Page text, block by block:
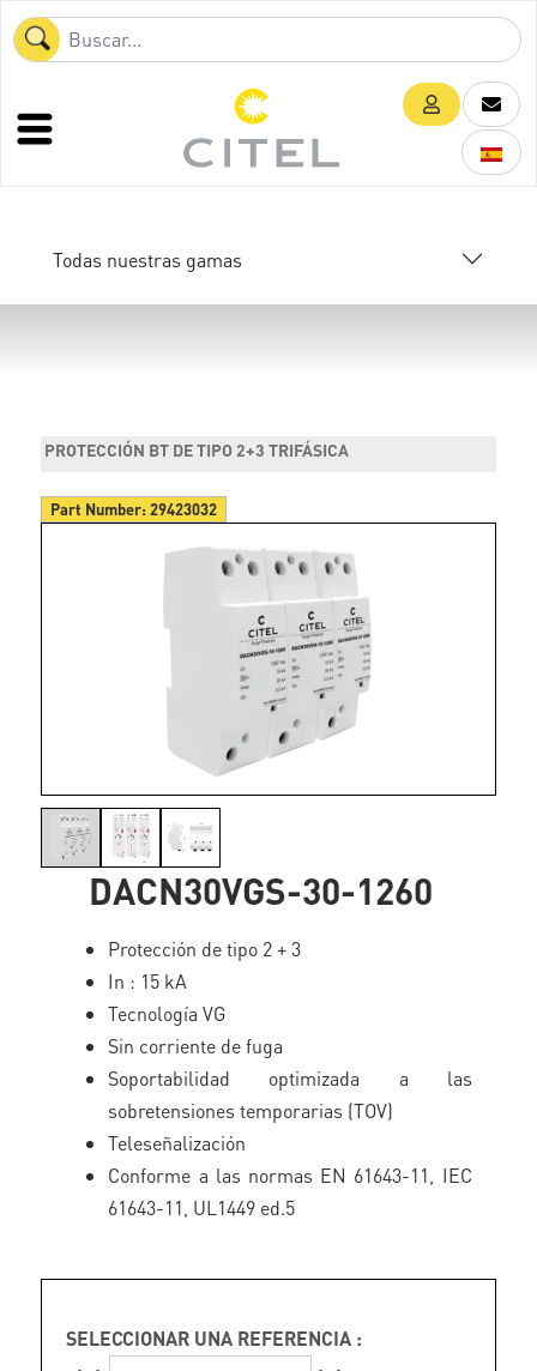
Todas nuestras gamas
PROTECCIÓN BT DE TIPO 2+3 TRIFÁSICA
Part Number:29423032
DACN30VGS-30-1260
Protección de tipo 2 + 3
In : 15 kA
Tecnología VG
Sin corriente de fuga
Soportabilidad optimizada a las
sobretensiones temporarias (TOV)
Teleseñalización
Conforme a las normas EN 61643-11, IEC
61643-11, UL1449 ed.5
SELECCIONAR UNA REFERENCIA :